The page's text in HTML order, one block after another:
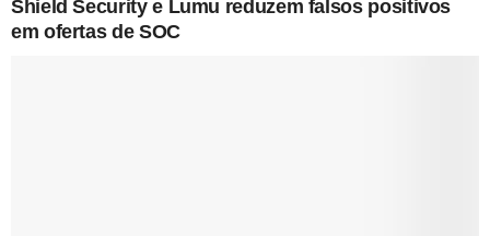
Shield Security e Lumu reduzem falsos positivos
em ofertas de SOC